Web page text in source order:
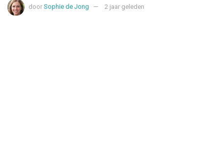
door Sophie de Jong 2 jaar geleden